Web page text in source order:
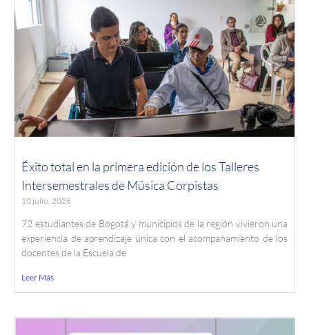
Éxito total en la primera edición de los Talleres
Intersemestrales de Música Corpistas
10 julio, 2026
72 estudiantes de Bogotá y municipios de la región vivieron una
experiencia de aprendizaje única con el acompañamiento de los
docentes de la Escuela de
Leer Más